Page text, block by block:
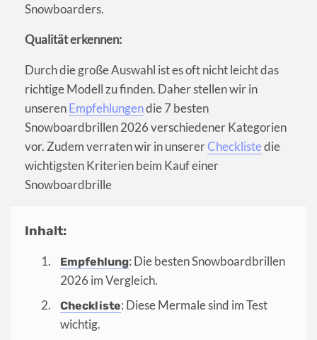
Snowboarders.
Qualität erkennen:
Durch die große Auswahl ist es oft nicht leicht das
richtige Modell zu finden. Daher stellen wir in
unserenEmpfehlungendie 7 besten
Snowboardbrillen 2026 verschiedener Kategorien
vor. Zudem verraten wir in unsererChecklistedie
wichtigsten Kriterien beim Kauf einer
Snowboardbrille
Inhalt:
Empfehlung: Die besten Snowboardbrillen
2026 im Vergleich.
Checkliste: Diese Mermale sind im Test
wichtig.